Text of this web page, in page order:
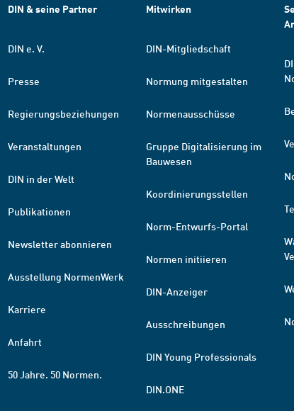
DIN & seine Partner
DIN e. V.
Presse
Regierungsbeziehungen
Veranstaltungen
DIN in der Welt
Publikationen
Newsletter abonnieren
Ausstellung NormenWerk
Karriere
Anfahrt
50 Jahre. 50 Normen.
Mitwirken
DIN-Mitgliedschaft
Normung mitgestalten
Normenausschüsse
Gruppe Digitalisierung im
Bauwesen
Koordinierungsstellen
Norm-Entwurfs-Portal
Normen initiieren
DIN-Anzeiger
Ausschreibungen
DIN Young Professionals
DIN.ONE